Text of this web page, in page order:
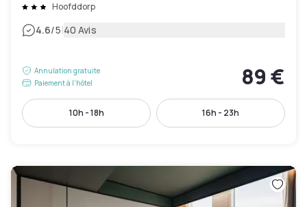
Hoofddorp
4.6/5|40 Avis
Annulation gratuite
Paiement à l'hôtel
89 €
10h - 18h 16h - 23h